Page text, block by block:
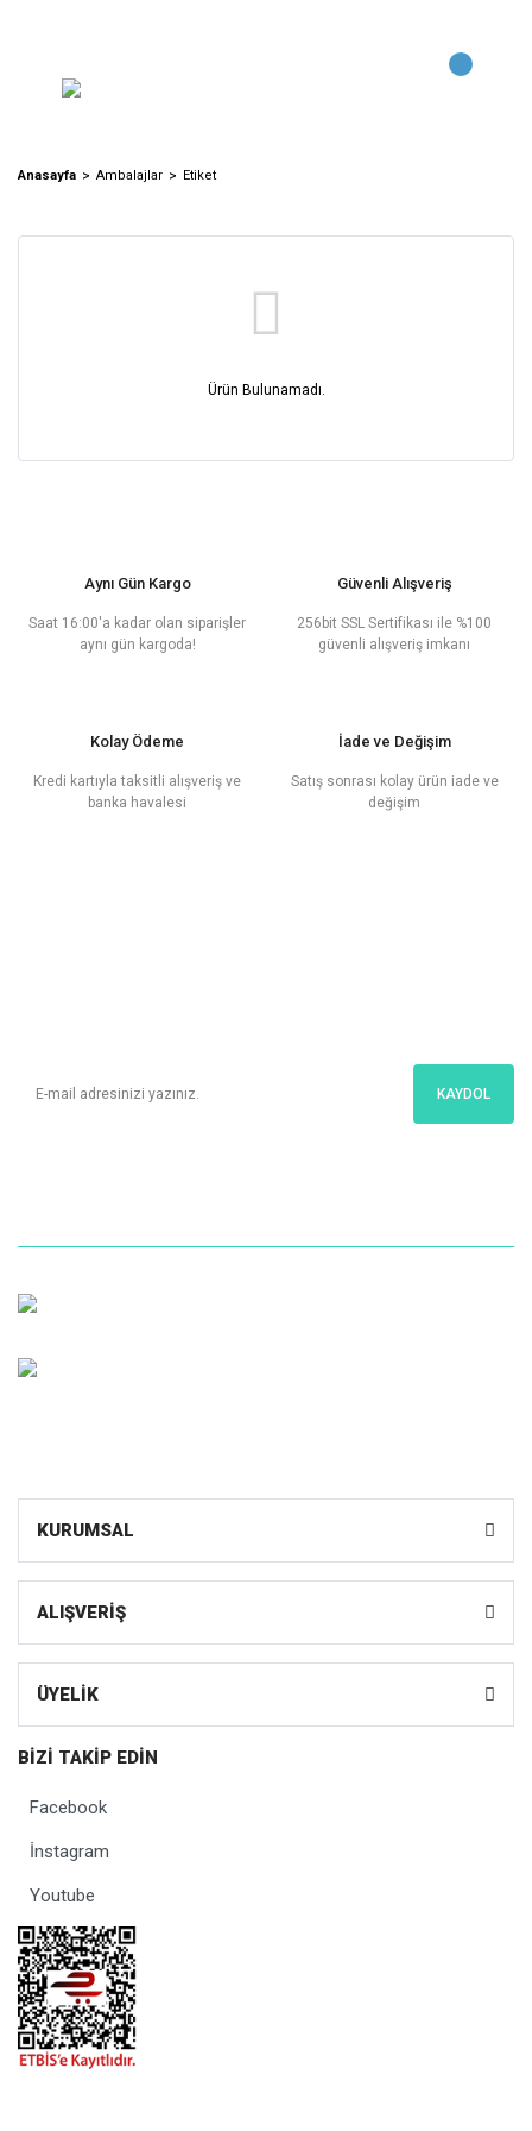
Anasayfa Ambalajlar Etiket
Ürün Bulunamadı.
Aynı Gün Kargo
Saat 16:00'a kadar olan siparişler
aynı gün kargoda!
Güvenli Alışveriş
256bit SSL Sertifikası ile %100
güvenli alışveriş imkanı
Kolay Ödeme
Kredi kartıyla taksitli alışveriş ve
banka havalesi
İade ve Değişim
Satış sonrası kolay ürün iade ve
değişim
KAYDOL
KURUMSAL
ALIŞVERİŞ
ÜYELİK
BİZİ TAKİP EDİN
Facebook
İnstagram
Youtube